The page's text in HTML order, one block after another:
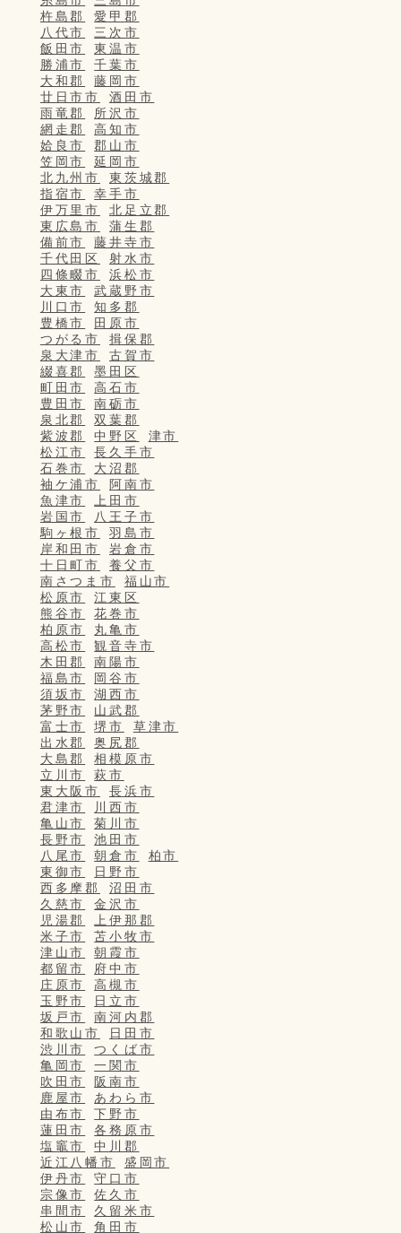
杵島郡
愛甲郡
八代市
三次市
飯田市
東温市
勝浦市
千葉市
大和郡
藤岡市
廿日市市
酒田市
雨竜郡
所沢市
網走郡
高知市
姶良市
郡山市
笠岡市
延岡市
北九州市
東茨城郡
指宿市
幸手市
伊万里市
北足立郡
東広島市
蒲生郡
備前市
藤井寺市
千代田区
射水市
四條畷市
浜松市
大東市
武蔵野市
川口市
知多郡
豊橋市
田原市
つがる市
揖保郡
泉大津市
古賀市
綴喜郡
墨田区
町田市
高石市
豊田市
南砺市
泉北郡
双葉郡
紫波郡
中野区
津市
松江市
長久手市
石巻市
大沼郡
袖ケ浦市
阿南市
魚津市
上田市
岩国市
八王子市
駒ヶ根市
羽島市
岸和田市
岩倉市
十日町市
養父市
南さつま市
福山市
松原市
江東区
熊谷市
花巻市
柏原市
丸亀市
高松市
観音寺市
木田郡
南陽市
福島市
岡谷市
須坂市
湖西市
茅野市
山武郡
富士市
堺市
草津市
出水郡
奥尻郡
大島郡
相模原市
立川市
萩市
東大阪市
長浜市
君津市
川西市
亀山市
菊川市
長野市
池田市
八尾市
朝倉市
柏市
東御市
日野市
西多摩郡
沼田市
久慈市
金沢市
児湯郡
上伊那郡
米子市
苫小牧市
津山市
朝霞市
都留市
府中市
庄原市
高槻市
玉野市
日立市
坂戸市
南河内郡
和歌山市
日田市
渋川市
つくば市
亀岡市
一関市
吹田市
阪南市
鹿屋市
あわら市
由布市
下野市
蓮田市
各務原市
塩竈市
中川郡
近江八幡市
盛岡市
伊丹市
守口市
宗像市
佐久市
串間市
久留米市
松山市
角田市